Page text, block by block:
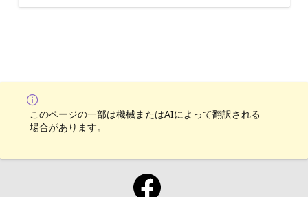
このページの一部は機械またはAIによって翻訳される
場合があります。